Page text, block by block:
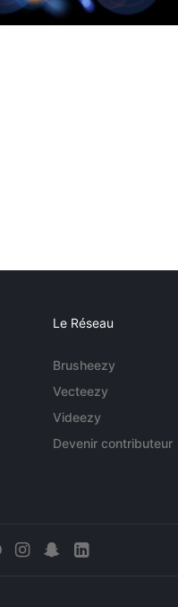
Le Réseau
Brusheezy
Vecteezy
Videezy
Devenir contributeur